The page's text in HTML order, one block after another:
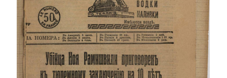
ᲤᲐᲘᲚᲘ
ᲤᲐᲘᲚᲘ 26
ᲤᲐᲘᲚᲘ 27